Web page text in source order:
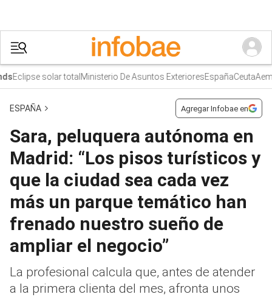
Eclipse solar totalMinisterio De Asuntos ExterioresEspañaCeutaAemet
ESPAÑA Agregar Infobae en
Sara, peluquera autónoma en
Madrid: “Los pisos turísticos y
que la ciudad sea cada vez
más un parque temático han
frenado nuestro sueño de
ampliar el negocio”
La profesional calcula que, antes de atender
a la primera clienta del mes, afronta unos